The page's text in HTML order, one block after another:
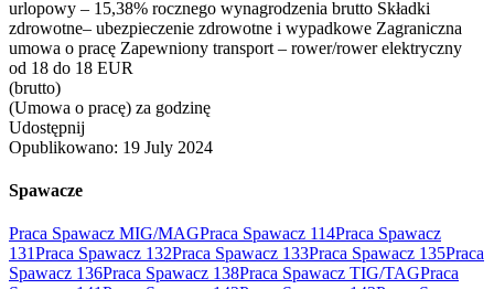
urlopowy – 15,38% rocznego wynagrodzenia brutto Składki
zdrowotne– ubezpieczenie zdrowotne i wypadkowe Zagraniczna
umowa o pracę Zapewniony transport – rower/rower elektryczny
od 18 do 18 EUR
(brutto)
(Umowa o pracę) za godzinę
Udostępnij
Opublikowano: 19 July 2024
Spawacze
Praca Spawacz MIG/MAGPraca Spawacz 114Praca Spawacz
131Praca Spawacz 132Praca Spawacz 133Praca Spawacz 135Praca
Spawacz 136Praca Spawacz 138Praca Spawacz TIG/TAGPraca